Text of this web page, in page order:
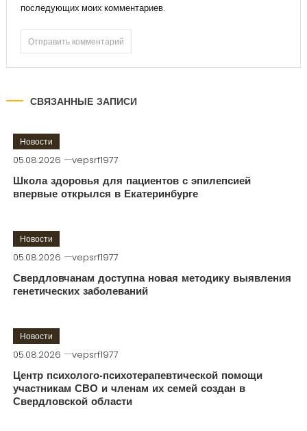
последующих моих комментариев.
СВЯЗАННЫЕ ЗАПИСИ
Новости
05.08.2026 vepsrf1977
Школа здоровья для пациентов с эпилепсией
впервые открылся в Екатеринбурге
Новости
05.08.2026 vepsrf1977
Свердловчанам доступна новая методику выявления
генетических заболеваний
Новости
05.08.2026 vepsrf1977
Центр психолого-психотерапевтической помощи
участникам СВО и членам их семей создан в
Свердловской области